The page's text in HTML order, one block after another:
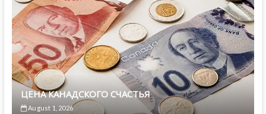
ЦЕНА КАНАДСКОГО СЧАСТЬЯ
August 1, 2026